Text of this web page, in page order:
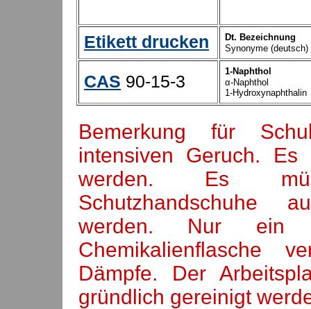
Etikett drucken
Dt. Bezeichnung
Synonyme (deutsch)
CAS 90-15-3
1-Naphthol
α-Naphtho
1-Hydroxynaphthalin
Bemerkung für
intensiven Geruch.
werden. Es
Schutzhandschuhe
werden. Nur ein
Chemikalienflasche
Dämpfe. Der
gründlich gereinigt